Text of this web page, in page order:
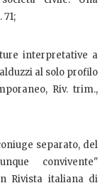
interpretative a
al solo profilo
Riv. trim.,
separato, del
convivente"
Rivista italiana di